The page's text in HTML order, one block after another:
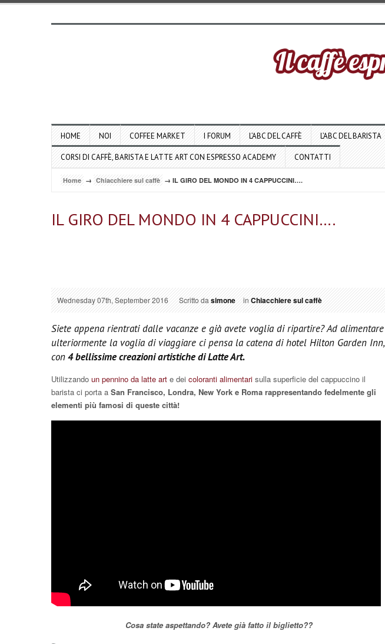
HOME NOI COFFEE MARKET I FORUM L’ABC DEL CAFFÈ L’ABC DEL BARISTA
CORSI DI CAFFÈ, BARISTA E LATTE ART CON ESPRESSO ACADEMY CONTATTI
Home → Chiacchiere sul caffè → IL GIRO DEL MONDO IN 4 CAPPUCCINI….
IL GIRO DEL MONDO IN 4 CAPPUCCINI….
Wednesday 07th, September 2016 Scritto dasimone inChiacchiere sul caffè
Siete appena rientrati dalle vacanze e già avete voglia di ripartire? Ad alimentare
ulteriormente la voglia di viaggiare ci pensa la catena di hotel Hilton Garden Inn,
con4 bellissime creazioni artistiche di Latte Art.
Utilizzando un pennino da latte art e dei coloranti alimentari sulla superficie del cappuccino il
barista ci porta a San Francisco, Londra, New York e Roma rappresentando fedelmente gli
elementi più famosi di queste città!
Cosa state aspettando? Avete già fatto il biglietto??